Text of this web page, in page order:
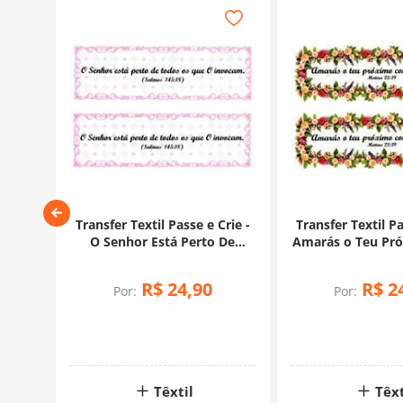
Transfer Textil Passe e Crie -
O Senhor Está Perto De
Por: R$24,90
Têxtil
Transfer Textil
Amarás o Teu
Por: R$